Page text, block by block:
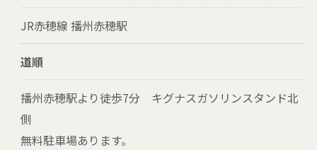
JR赤穂線 播州赤穂駅
道順
播州赤穂駅より徒歩7分 キグナスガソリンスタンド北
側
無料駐車場あります。